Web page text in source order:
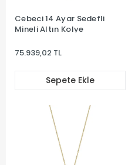
Cebeci 14 Ayar Sedefli
Mineli Altın Kolye
75.939,02 TL
Sepete Ekle